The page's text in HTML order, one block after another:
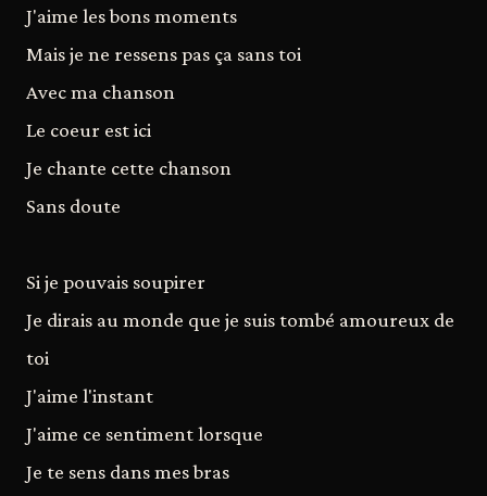
J'aime les bons moments
Mais je ne ressens pas ça sans toi
Avec ma chanson
Le coeur est ici
Je chante cette chanson
Sans doute
Si je pouvais soupirer
Je dirais au monde que je suis tombé amoureux de
toi
J'aime l'instant
J'aime ce sentiment lorsque
Je te sens dans mes bras